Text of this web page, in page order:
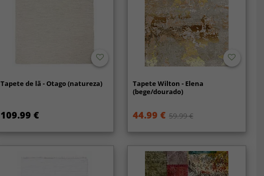
Tapete de lã - Otago (natureza)
109.99 €
Tapete Wilton - Elena
(bege/dourado)
44.99 € 59.99 €